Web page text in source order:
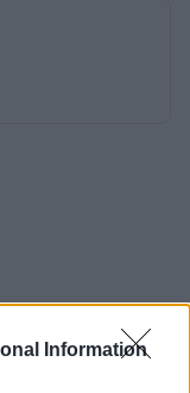
Information